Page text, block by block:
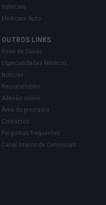
o pico mais baixo a
mulheres podem ter
tonturas ou vertigens;
sobe lentamente
antes do parto.
pode causar
gestacional
atendimento
Vetecare
Medicare Auto
OUTROS LINKS
Rede de Saúde
Especialidades Médicas
Notícias
Recrutamento
Adesão online
Área do prestador
Contactos
Perguntas frequentes
Canal Interno de Denúncias